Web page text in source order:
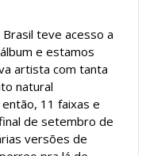
teve acesso a
e estamos
artista com tanta
natural
11 faixas e
de setembro de
versões de